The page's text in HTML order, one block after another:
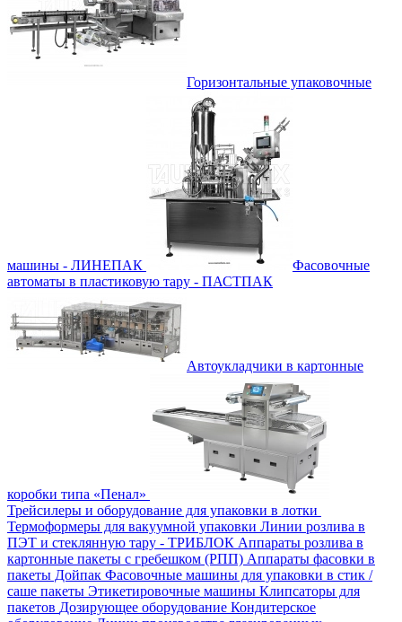
Горизонтальные упаковочные
машины - ЛИНЕПАК
Фасовочные
автоматы в пластиковую тару - ПАСТПАК
Автоукладчики в картонные
коробки типа «Пенал»
Трейсилеры и оборудование для упаковки в лотки
Термоформеры для вакуумной упаковки Линии розлива в
ПЭТ и стеклянную тару - ТРИБЛОК Аппараты розлива в
картонные пакеты с гребешком (РПП) Аппараты фасовки в
пакеты Дойпак Фасовочные машины для упаковки в стик /
саше пакеты Этикетировочные машины Клипсаторы для
пакетов Дозирующее оборудование Кондитерское